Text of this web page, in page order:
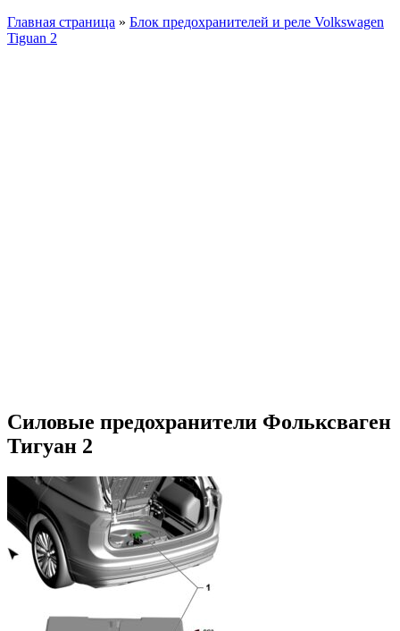
Главная страница » Блок предохранителей и реле Volkswagen
Tiguan 2
Силовые предохранители Фольксваген
Тигуан 2